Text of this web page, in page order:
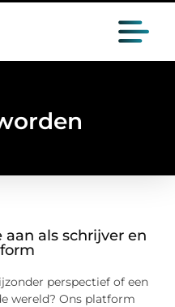
aan als schrijver en
perspectief of een
wereld? Ons platform